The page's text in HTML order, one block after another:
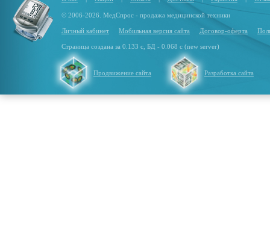
© 2006-2026. МедСпрос - продажа медицинской техники
Личный кабинет Мобильная версия сайта Договор-оферта
Страница создана за 0.133 с, БД - 0.068 с (new server)
Продвижение сайта Разработка сайта